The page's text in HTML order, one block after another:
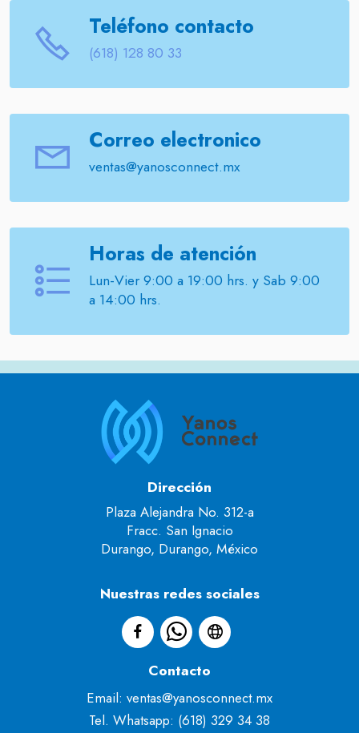
Teléfono contacto
(618) 128 80 33
Correo electronico
ventas@yanosconnect.mx
Horas de atención
Lun-Vier 9:00 a 19:00 hrs. y Sab 9:00
a 14:00 hrs.
Dirección
Plaza Alejandra No. 312-a
Fracc. San Ignacio
Durango, Durango, México
Nuestras redes sociales
Contacto
Email: ventas@yanosconnect.mx
Tel. Whatsapp: (618) 329 34 38